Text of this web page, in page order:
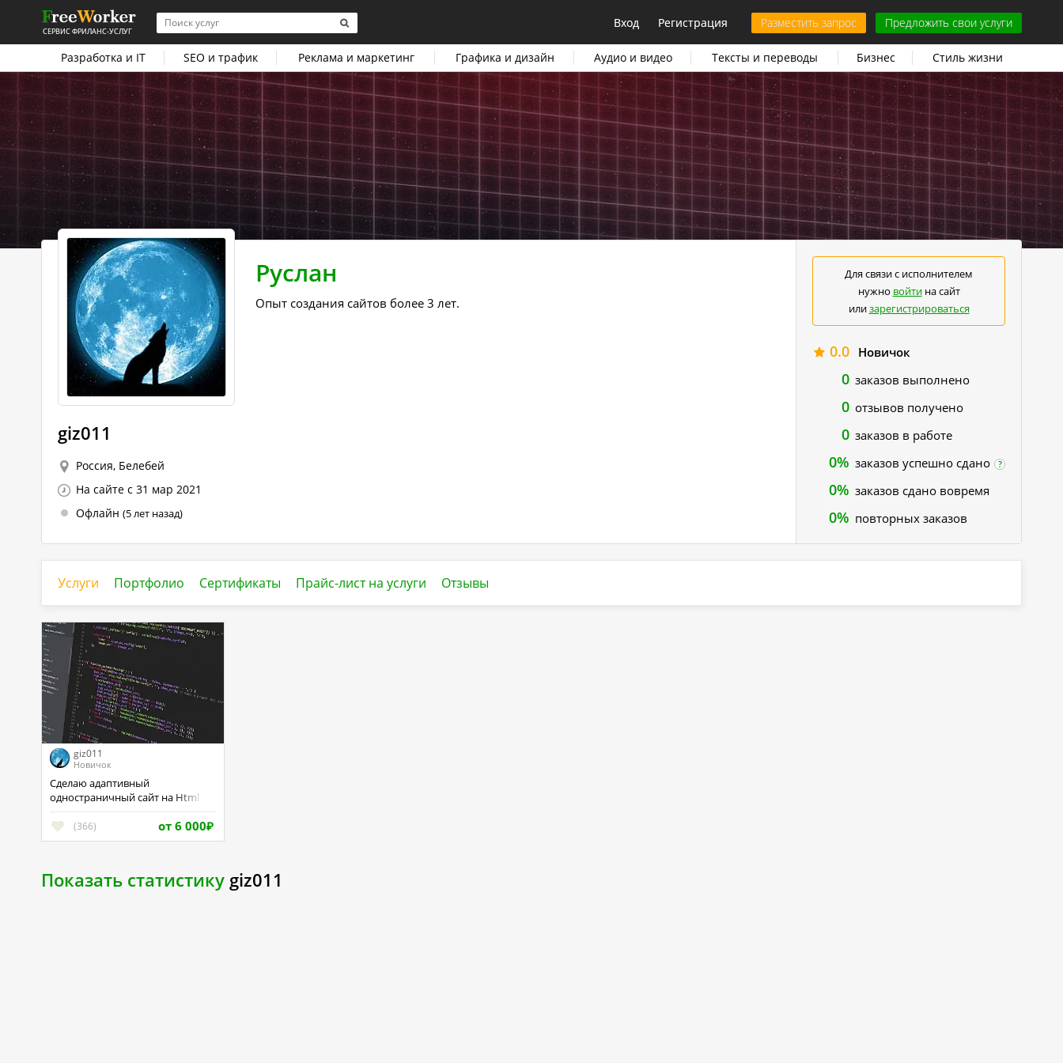
СЕРВИС ФРИЛАНС-УСЛУГ
Вход Регистрация Разместить запрос Предложить свои услуги
Разработка и IT SEO и трафик Реклама и маркетинг Графика и дизайн Аудио и видео Тексты и переводы Бизнес Стиль жизни
giz011
Россия, Белебей
На сайте с 31 мар 2021
Офлайн (5 лет назад)
Руслан
Опыт создания сайтов более 3 лет.
Для связи с исполнителем
нужно войтина сайт
илизарегистрироваться
0.0 Новичок
0 заказов выполнено
0 отзывов получено
0 заказов в работе
0% заказов успешно сдано ?
0% заказов сдано вовремя
0% повторных заказов
Услуги Портфолио Сертификаты Прайс-лист на услуги Отзывы
giz011
Новичок
Сделаю адаптивный
одностраничный сайт на Html +
(366) от 6 000₽
Показать статистику giz011